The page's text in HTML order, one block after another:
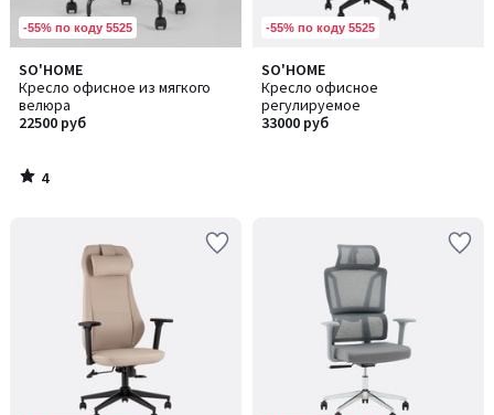
-55% по коду 5525
SO'HOME
Кресло офисное из мягкого
велюра
22500 руб
4
/
5
4
/
-55% по коду 5525
SO'HOME
Кресло офисное
регулируемое
33000 руб